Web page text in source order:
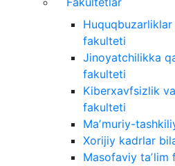
fakulteti
Jinoyatchilikka
fakulteti
Kiberxavfsizlik
fakulteti
Maʼmuriy-
Xorijiy kadrlar
Masofaviy taʼlim